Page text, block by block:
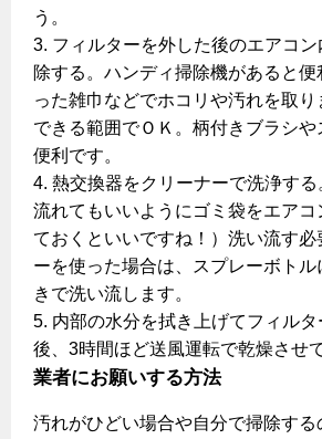
う。
3. フィルターを外した後のエアコ
除する。ハンディ掃除機があると
った雑巾などでホコリや汚れを取
できる範囲でＯＫ。柄付きブラシや
便利です。
4. 熱交換器をクリーナーで洗浄す
流れてもいいようにゴミ袋をエアコ
ておくといいですね！）洗い流す必
ーを使った場合は、スプレーボト
きで洗い流します。
5. 内部の水分を拭き上げてフィル
後、3時間ほど送風運転で乾燥させ
業者にお願いする方法
汚れがひどい場合や自分で掃除する